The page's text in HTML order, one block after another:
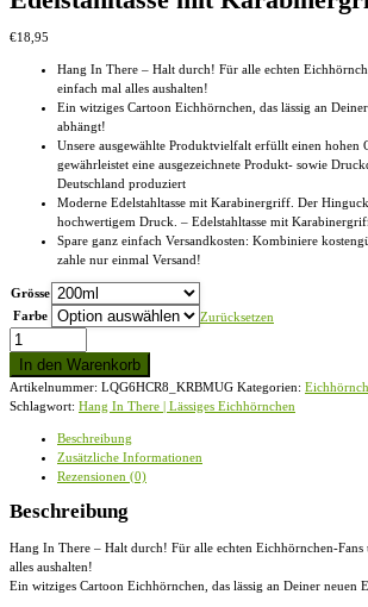
€18,95
Hang In There – Halt durch! Für alle echten
einfach mal alles aushalten!
Ein witziges Cartoon Eichhörnchen, das lässig an
abhängt!
Unsere ausgewählte Produktvielfalt erfüllt einen hohen
gewährleistet eine ausgezeichnete Produkt- sowie
Deutschland produziert
Moderne Edelstahltasse mit Karabinergriff. Der
hochwertigem Druck. – Edelstahltasse mit
Spare ganz einfach Versandkosten: Kombiniere
zahle nur einmal Versand!
Grösse
Farbe
Zurücksetzen
Hang
In
There
|
Lässiges
Eichhörnchen
Edelstahltasse
Karabinergriff
In den Warenkorb
Artikelnummer: LQG6HCR8_KRBMUG Kategorien:
Schlagwort: Hang In There | Lässiges Eichhörnchen
Beschreibung
Zusätzliche Informationen
Rezensionen (0)
Beschreibung
Hang In There – Halt durch! Für alle echten Eichhörnchen-Fans
alles aushalten!
Ein witziges Cartoon Eichhörnchen, das lässig an Deiner neuen